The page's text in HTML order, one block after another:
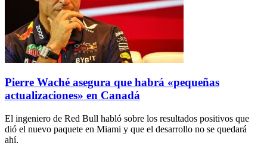
Pierre Waché asegura que habrá «pequeñas
actualizaciones» en Canadá
El ingeniero de Red Bull habló sobre los resultados positivos que
dió el nuevo paquete en Miami y que el desarrollo no se quedará
ahí.